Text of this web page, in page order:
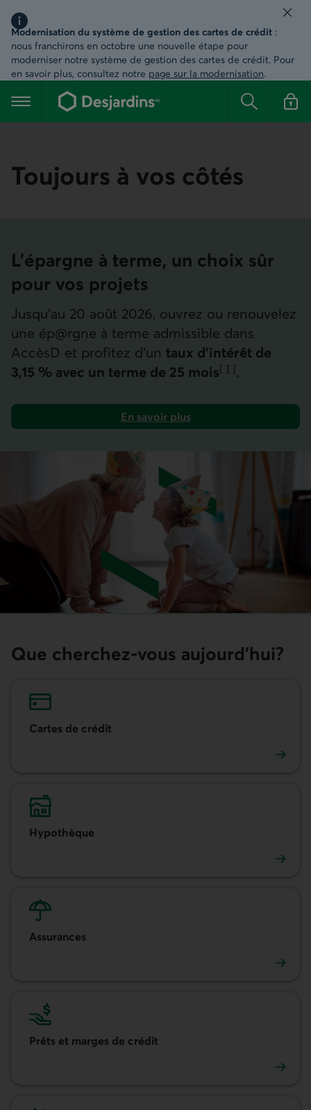
Région Message important, information
Modernisation du système de gestion des cartes de crédit :
nous franchirons en octobre une nouvelle étape pour
moderniser notre système de gestion des cartes de crédit. Pour
en savoir plus, consultez notre page sur la modernisation.
Aller
contenu
Menu principal Rechercher
Se
Toujours à vos côtés
L’épargne à terme, un choix sûr
pour vos projets
Jusqu’au 20 août 2026, ouvrez ou renouvelez
une ép@rgne à terme admissible dans
AccèsD et profitez d’un taux d'intérêt de
3,15 % avec un terme de 25 mois[ 1 ]
Aller à la note
.
En savoir plus
sur les épargnes à terme admissibles
Que cherchez-vous aujourd'hui?
Cartes de crédit
Hypothèque
Assurances
Prêts et marges de crédit